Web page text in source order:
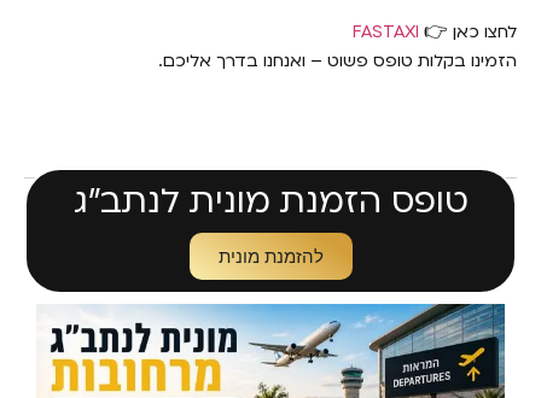
לחצו כאן 👉FASTAXI
הזמינו בקלות טופס פשוט – ואנחנו בדרך אליכם.
טופס הזמנת מונית לנתב״ג
להזמנת מונית